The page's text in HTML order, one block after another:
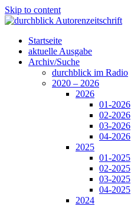
Skip to content
Startseite
aktuelle Ausgabe
Archiv/Suche
durchblick im Radio
2020 – 2026
2026
01-2026
02-2026
03-2026
04-2026
2025
01-2025
02-2025
03-2025
04-2025
2024